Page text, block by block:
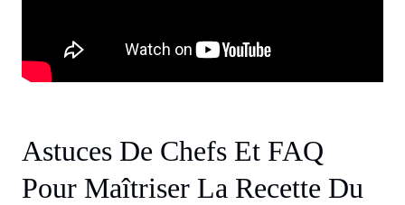
Astuces De Chefs Et FAQ
Pour Maîtriser La Recette Du